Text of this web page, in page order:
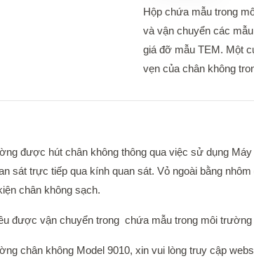
Hộp chứa mẫu trong
và vận chuyển các
giá đỡ mẫu TEM. Một
vẹn của chân không
được hút chân không thông qua việc sử dụng
sát trực tiếp qua kính quan sát. Vỏ ngoài bằng
chân không sạch.
được vận chuyển trong chứa mẫu trong môi trường
chân không Model 9010, xin vui lòng truy cập